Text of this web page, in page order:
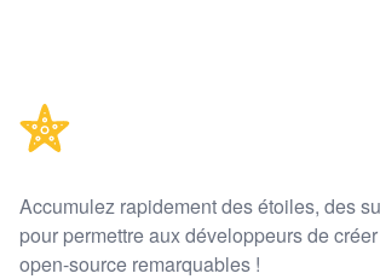
Accumulez rapidement des étoiles, des
pour permettre aux développeurs de
open-source remarquables !